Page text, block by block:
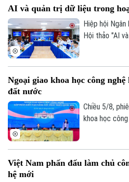
AI và quản trị dữ liệu trong
Hiệp hội
Hội thảo "AI
hàng và
Ngoại giao khoa học công
đất nước
Chiều 5/8,
khoa học
nghệ sẽ là
Việt Nam phấn đấu làm chủ
hệ mới